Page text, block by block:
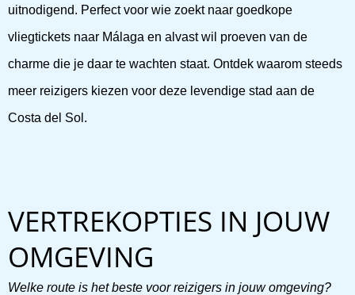
uitnodigend. Perfect voor wie zoekt naar goedkope
vliegtickets naar Málaga en alvast wil proeven van de
charme die je daar te wachten staat. Ontdek waarom steeds
meer reizigers kiezen voor deze levendige stad aan de
Costa del Sol.
VERTREKOPTIES IN JOUW
OMGEVING
Welke route is het beste voor reizigers in jouw omgeving?